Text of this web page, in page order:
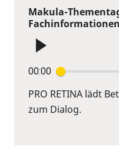
Makula-
00:00
PRO RETINA lädt
zum Dialog.